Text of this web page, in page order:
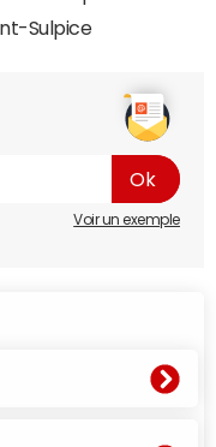
Sulpice
Voir un exemple